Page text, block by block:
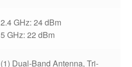
2.4 GHz: 24 dBm
5 GHz: 22 dBm
(1) Dual-Band Antenna, Tri-